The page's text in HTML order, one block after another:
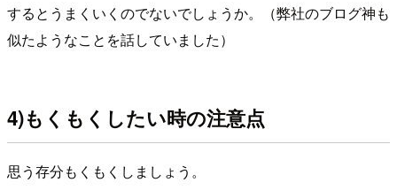
するとうまくいくのでないでしょうか。（弊社のブログ神も
似たようなことを話していました）
4)もくもくしたい時の注意点
思う存分もくもくしましょう。